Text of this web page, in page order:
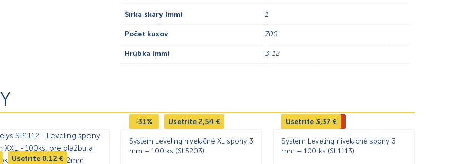
Šírka škáry (mm) 1
Počet kusov 700
Hrúbka (mm) 3-12
Ušetríte 0,12 €
-31% Ušetríte 2,54 €
System Leveling nivelačné XL spony 3
mm – 100 ks (SL5203)
Výpredaj -42%
Ušetríte 3,37 €
System Leveling nivelačné spony 3
mm – 100 ks (SL1113)